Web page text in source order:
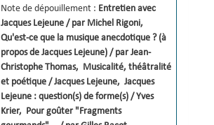
Note de dépouillement : Entretien avec
Jacques Lejeune / par Michel Rigoni
Qu'est-ce que la musique anecdotique ? (à
propos de Jacques Lejeune) / par Jean-
Christophe Thomas, Musicalité, théâtralité
et poétique / Jacques Lejeune, Jacques
Lejeune : question(s) de forme(s) / Yves
Krier, Pour goûter "Fragments